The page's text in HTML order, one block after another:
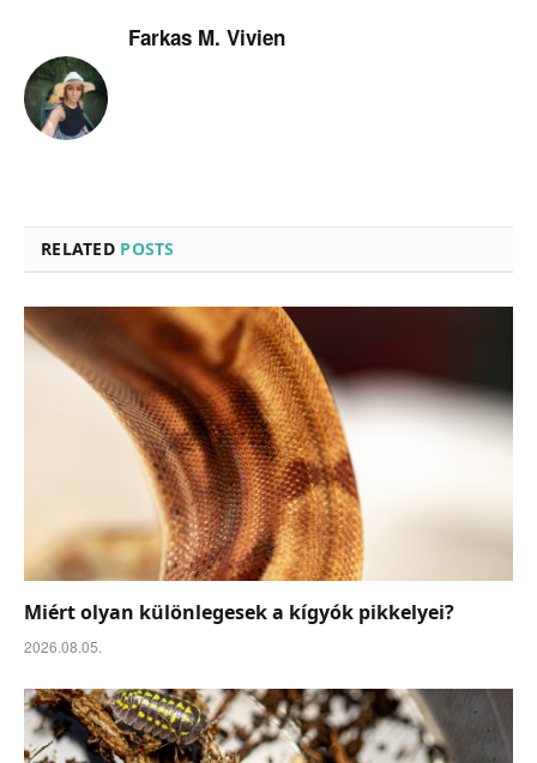
Farkas M. Vivien
RELATED POSTS
Miért olyan különlegesek a kígyók pikkelyei?
2026.08.05.